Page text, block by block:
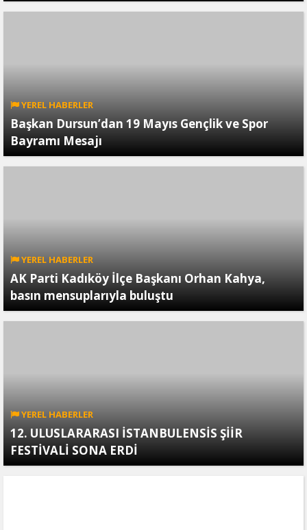
YEREL HABERLER
Başkan Dursun’dan 19 Mayıs Gençlik ve Spor
Bayramı Mesajı
YEREL HABERLER
AK Parti Kadıköy İlçe Başkanı Orhan Kahya,
basın mensuplarıyla buluştu
YEREL HABERLER
12. ULUSLARARASI İSTANBULENSİS ŞİİR
FESTİVALİ SONA ERDİ